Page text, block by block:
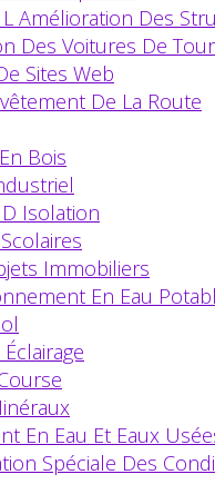
L Amélioration Des
Des Voitures De
Sites Web
De La Route
Bois
Isolation
Immobiliers
En Eau
En Eau Et Eaux
Spéciale Des